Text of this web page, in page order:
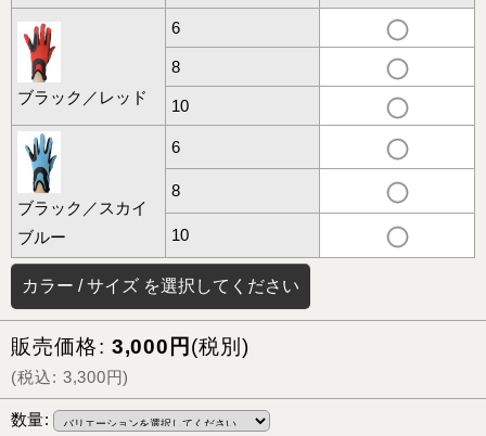
ブラック／レッド
6
8
10
ブラック／スカイ
ブルー
6
8
10
カラー / サイズ を選択してください
販売価格: 3,000 円 (税別)
(税込: 3,300円)
数量: